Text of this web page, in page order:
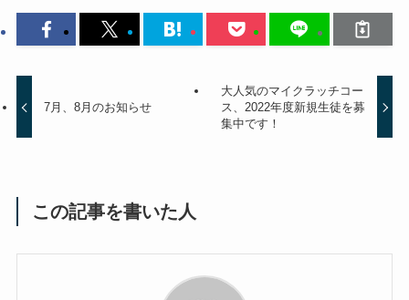
7月、8月のお知らせ
大人気のマイクラッチコー
ス、2022年度新規生徒を募
集中です！
この記事を書いた人